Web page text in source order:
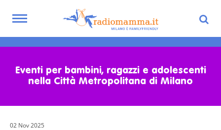
content
Toggle
Eventi per bambini, ragazzi e adolescenti
nella Città Metropolitana di Milano
02 Nov 2025